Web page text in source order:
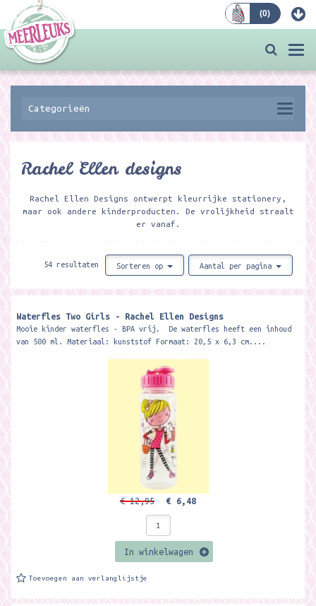
(0)
Categorieën
Rachel Ellen designs
Rachel Ellen Designs ontwerpt kleurrijke stationery,
maar ook andere kinderproducten. De vrolijkheid straalt
er vanaf.
54 resultaten Sorteren op Aantal per pagina
Waterfles Two Girls - Rachel Ellen Designs
Mooie kinder waterfles - BPA vrij. De waterfles heeft een inhoud
van 500 ml. Materiaal: kunststof Formaat: 20,5 x 6,3 cm....
€ 12,95 € 6,48
In winkelwagen
Toevoegen aan verlanglijstje